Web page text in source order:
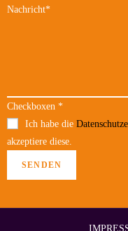
Checkboxen *
Ich habe die
akzeptiere diese.
SENDEN